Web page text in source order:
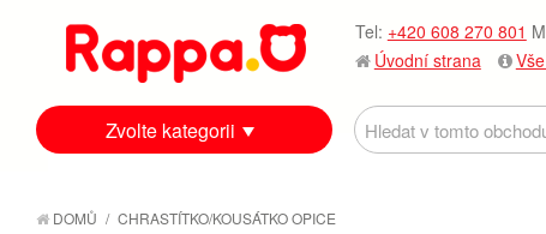
Tel: +420 608 270 801
Úvodní strana
Zvolte kategorii
DOMŮ / CHRASTÍTKO/KOUSÁTKO OPICE